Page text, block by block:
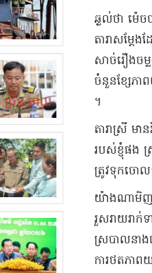
ឆ្ងល់​ថា ម៉េច​
តារា​សម្ដែ
សាច់រឿង​ចម្
ចំនួន​ខ្សែភា
។​
តារា​ស្រី ម
របស់ខ្ញុំ​ផង
ត្រូវ​ទុកចោ
យ៉ាងណាមិញ
រួសរាយ​រា
ស្របាល​នាង​
ការថត​ភា